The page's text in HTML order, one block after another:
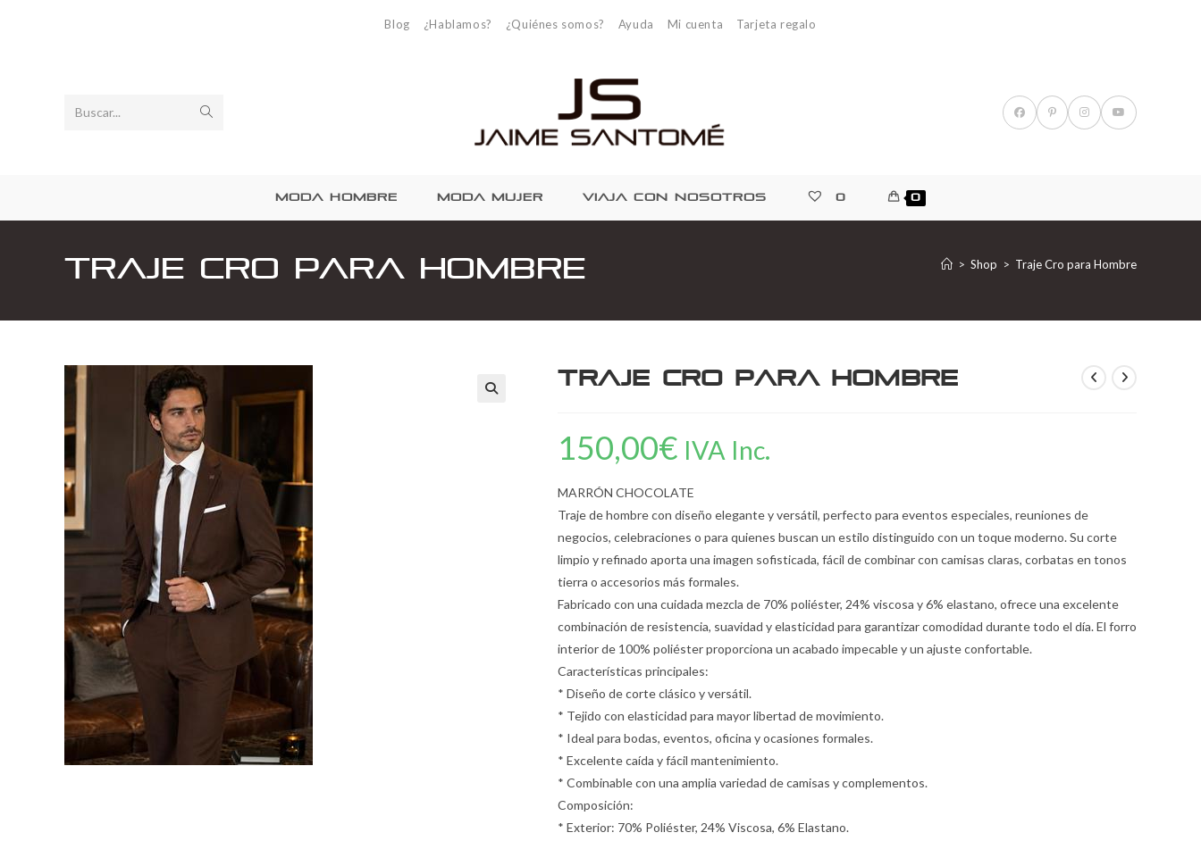
Blog ¿Hablamos? ¿Quiénes somos? Ayuda Mi cuenta Tarjeta regalo
Buscar...
MODA HOMBRE MODA MUJER VIAJA CON NOSOTROS 0 0
Traje Cro para Hombre > Shop > Traje Cro para Hombre
Traje Cro para Hombre
150,00€ IVA Inc.
MARRÓN CHOCOLATE
Traje de hombre con diseño elegante y versátil, perfecto para eventos especiales, reuniones de
negocios, celebraciones o para quienes buscan un estilo distinguido con un toque moderno. Su corte
limpio y refinado aporta una imagen sofisticada, fácil de combinar con camisas claras, corbatas en tonos
tierra o accesorios más formales.
Fabricado con una cuidada mezcla de 70% poliéster, 24% viscosa y 6% elastano, ofrece una excelente
combinación de resistencia, suavidad y elasticidad para garantizar comodidad durante todo el día. El forro
interior de 100% poliéster proporciona un acabado impecable y un ajuste confortable.
Características principales:
* Diseño de corte clásico y versátil.
* Tejido con elasticidad para mayor libertad de movimiento.
* Ideal para bodas, eventos, oficina y ocasiones formales.
* Excelente caída y fácil mantenimiento.
* Combinable con una amplia variedad de camisas y complementos.
Composición:
* Exterior: 70% Poliéster, 24% Viscosa, 6% Elastano.